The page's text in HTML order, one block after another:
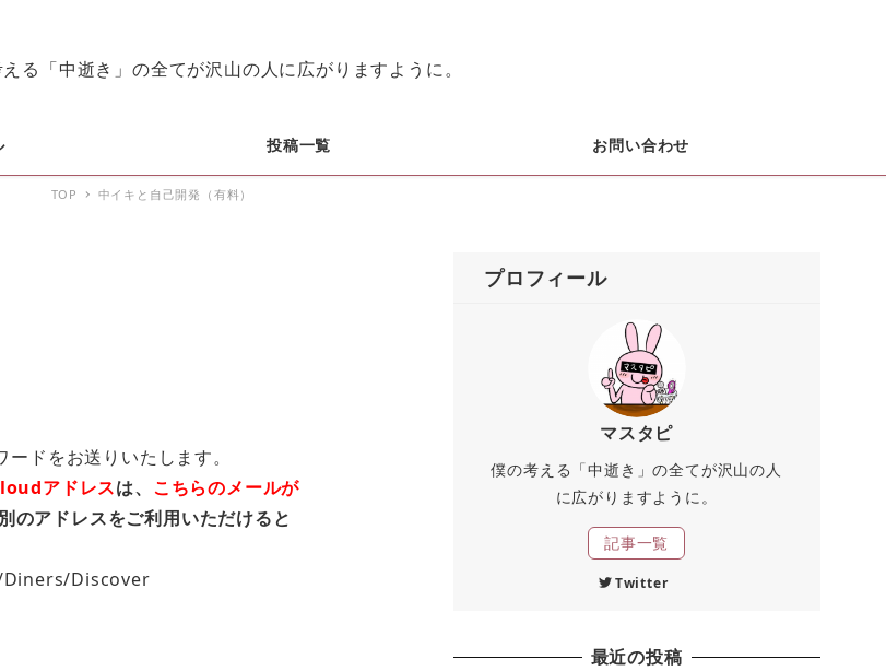
る「中逝き」の全てが沢山の人に広がりますように。
投稿一覧 お問い合わせ
TOP 中イキと自己開発（有料）
ドをお送りいたします。
アドレスは、 こちらのメールが
のアドレスをご利用いただけると
Diners/Discover
プロフィール
マスタピ
僕の考える「中逝き」の全てが沢山の人
に広がりますように。
記事一覧
Twitter
最近の投稿